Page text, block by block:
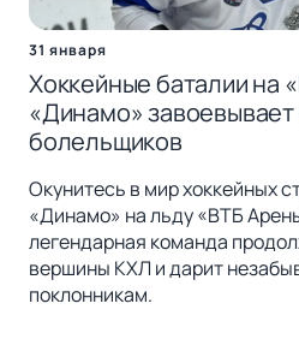
31 января
Хоккейные баталии на
«Динамо»
болельщиков
Окунитесь в мир хоккейных
«Динамо» на льду «ВТБ
легендарная команда
вершины КХЛ и дарит
поклонникам.